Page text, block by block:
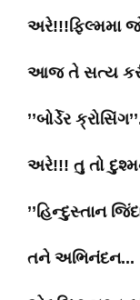
અરે!!!ફિલ્મમા
આજ તે સત્ય
’’બોર્ડેર
અરે!!! તુ તો
’’હિન્દુસ્તાન
તને અભિનંદન...